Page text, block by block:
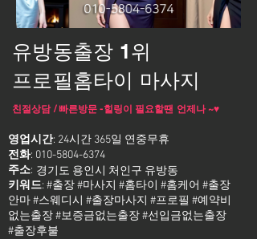
유방동출장 1위
프로필홈타이 마사지
친절상담 / 빠른방문 -힐링이 필요할땐 언제나 ~♥
영업시간: 24시간 365일 연중무휴
전화: 010-5804-6374
주소:
키워드: #출장 #마사지 #홈타이 #홈케어 #출장
안마 #스웨디시 #출장마사지 #프로필 #예약비
없는출장 #보증금없는출장 #선입금없는출장
#출장후불
경기도 용인시 처인구 유방동